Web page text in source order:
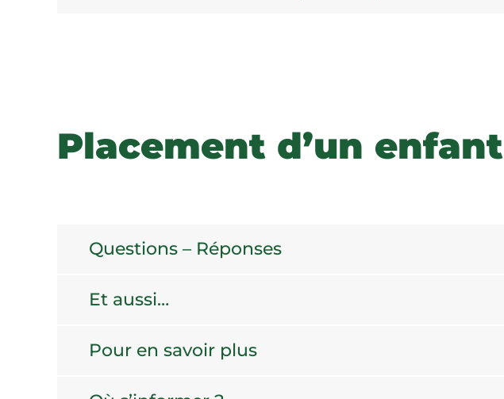
Placement d’un enfant
Questions – Réponses
Et aussi…
Pour en savoir plus